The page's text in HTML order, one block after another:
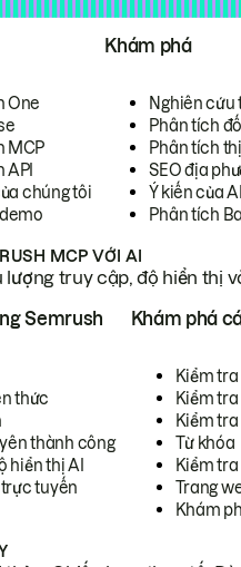
One
MCP
API
chúng tôi
Khám phá
Nghiên cứu
Phân tích
Phân tích
SEO địa
Ý kiến của
Phân tích
MCP VỚI AI
lượng truy cập, độ hiển thị
Semrush
thức
thành công
hiển thị AI
tuyến
Khám phá
Kiểm
Kiểm tra
Kiểm
Từ khóa
Kiểm
Trang
Khám